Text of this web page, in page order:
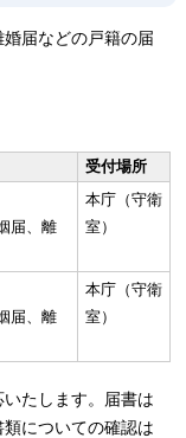
届などの戸籍の届
受付場所
届、離
本庁（守衛
室）
届、離
本庁（守衛
室）
たします。届書は
についての確認は